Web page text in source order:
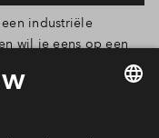
industriële
wil je eens op een
en 21 juni stellen
die een foto
van harte welkom
via onze